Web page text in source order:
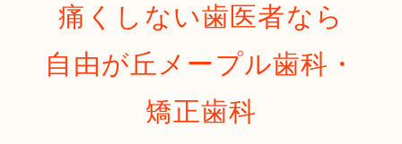
痛くしない歯医者なら
自由が丘メープル歯科・
矯正歯科